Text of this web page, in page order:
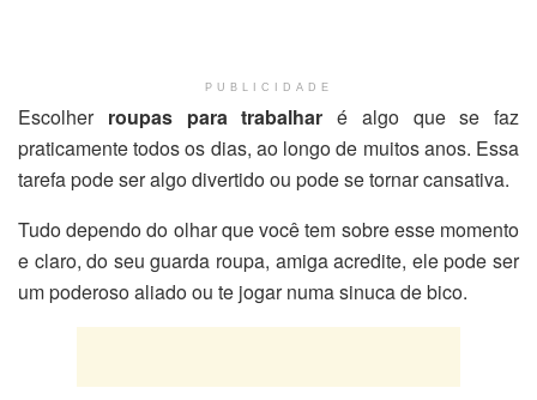
PUBLICIDADE
Escolher roupas para trabalhar é algo que se faz
praticamente todos os dias, ao longo de muitos anos. Essa
tarefa pode ser algo divertido ou pode se tornar cansativa.
Tudo dependo do olhar que você tem sobre esse momento
e claro, do seu guarda roupa, amiga acredite, ele pode ser
um poderoso aliado ou te jogar numa sinuca de bico.